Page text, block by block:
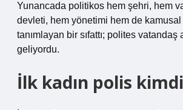
Yunancada politikos hem şehri, hem
devleti, hem yönetimi hem de kamusal
tanımlayan bir sıfattı; polites vatandaş
geliyordu.
İlk kadın polis